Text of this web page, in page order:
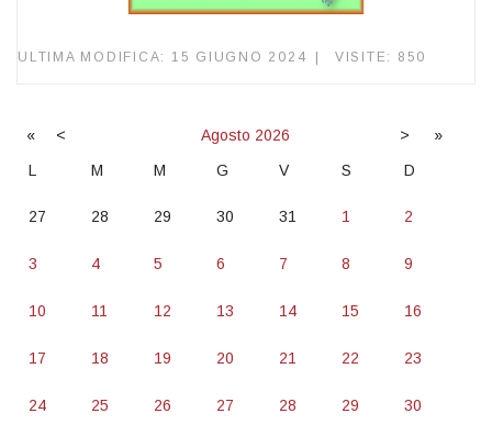
ULTIMA MODIFICA: 15 GIUGNO 2024 VISITE: 850
« < Agosto 2026 >
»
L
M M G V S D
27 28 29 30 31 1 2
3 4 5 6 7 8 9
10 11 12 13 14 15 16
17 18 19 20 21 22 23
24 25 26 27 28 29 30